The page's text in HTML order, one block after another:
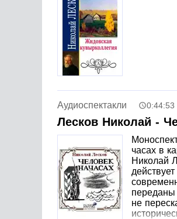
Аудиоспектакли 0:44:53
Лесков Николай -
часах в
Николай
переданы
не